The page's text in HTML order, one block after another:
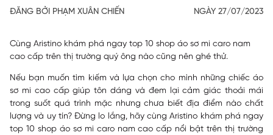
ĐĂNG BỞI PHẠM XUÂN CHIẾN NGÀY 27/07/2023
Cùng Aristino khám phá ngay top 10 shop áo sơ mi caro nam
cao cấp trên thị trường quý ông nào cũng nên ghé thử.
Nếu bạn muốn tìm kiếm và lựa chọn cho mình những chiếc áo
sơ mi cao cấp giúp tôn dáng và đem lại cảm giác thoải mái
trong suốt quá trình mặc nhưng chưa biết địa điểm nào chất
lượng và uy tín? Đừng lo lắng, hãy cùng Aristino khám phá ngay
top 10 shop áo sơ mi caro nam cao cấp nổi bật trên thị trường